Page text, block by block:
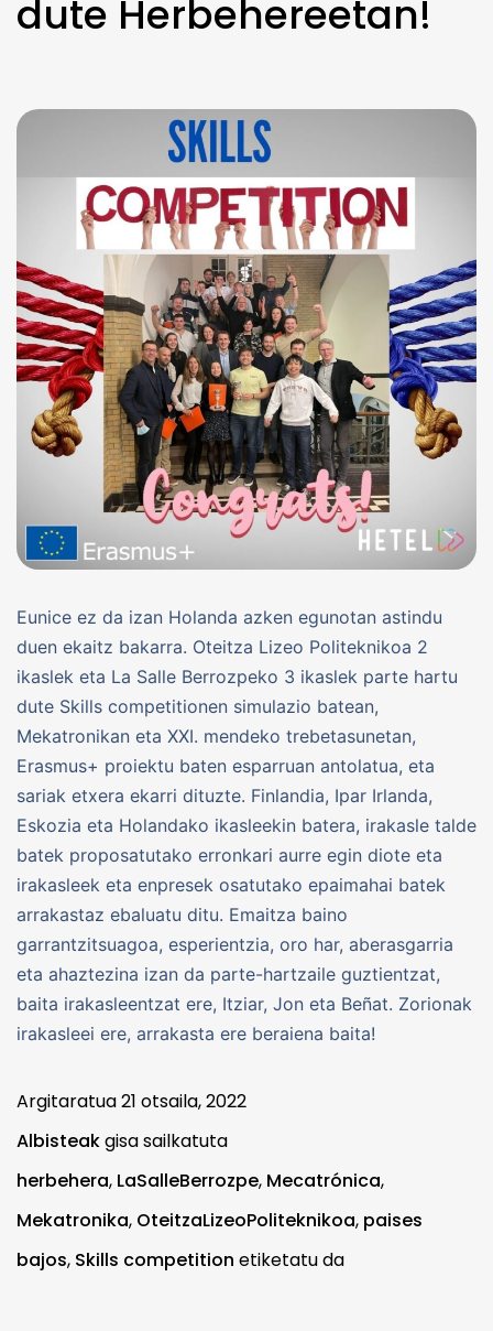
dute Herbehereetan!
Eunice ez da izan Holanda azken egunotan astindu
duen ekaitz bakarra. Oteitza Lizeo Politeknikoa 2
ikaslek eta La Salle Berrozpeko 3 ikaslek parte hartu
dute Skills competitionen simulazio batean,
Mekatronikan eta XXI. mendeko trebetasunetan,
Erasmus+ proiektu baten esparruan antolatua, eta
sariak etxera ekarri dituzte. Finlandia, Ipar Irlanda,
Eskozia eta Holandako ikasleekin batera, irakasle talde
batek proposatutako erronkari aurre egin diote eta
irakasleek eta enpresek osatutako epaimahai batek
arrakastaz ebaluatu ditu. Emaitza baino
garrantzitsuagoa, esperientzia, oro har, aberasgarria
eta ahaztezina izan da parte-hartzaile guztientzat,
baita irakasleentzat ere, Itziar, Jon eta Beñat. Zorionak
irakasleei ere, arrakasta ere beraiena baita!
Argitaratua21 otsaila, 2022
Albisteakgisa sailkatuta
herbehera, LaSalleBerrozpe, Mecatrónica,
Mekatronika, OteitzaLizeoPoliteknikoa, paises
bajos, Skills competition etiketatu da